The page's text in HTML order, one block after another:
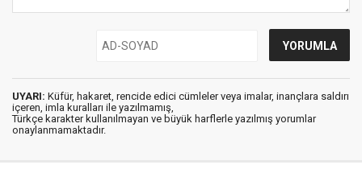
UYARI: Küfür, hakaret, rencide edici cümleler veya imalar, inançlara saldırı
içeren, imla kuralları ile yazılmamış,
Türkçe karakter kullanılmayan ve büyük harflerle yazılmış yorumlar
onaylanmamaktadır.